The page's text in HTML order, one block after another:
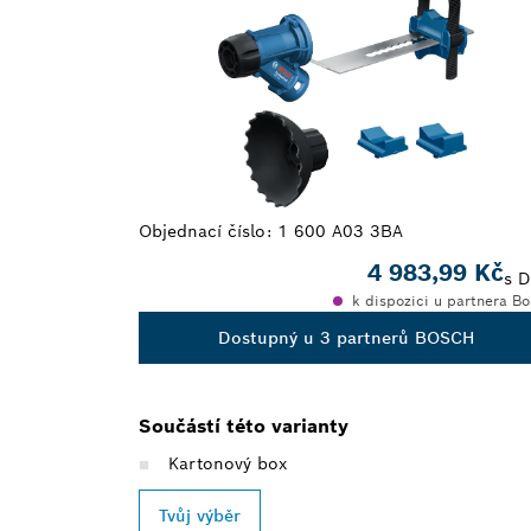
Objednací číslo: 1 600 A03 3BA
4 983,99 Kčs
k dispozici u partnera
Dostupný u 3 partnerů BOSCH
Součástí této varianty
Kartonový box
Tvůj výběr